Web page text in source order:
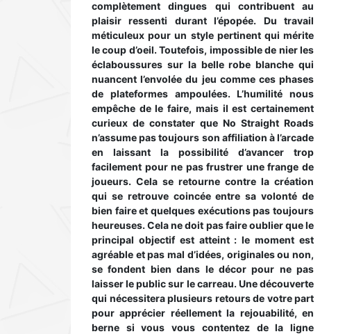
complètement dingues qui contribuent au
plaisir ressenti durant l’épopée. Du travail
méticuleux pour un style pertinent qui mérite
le coup d’oeil. Toutefois, impossible de nier les
éclaboussures sur la belle robe blanche qui
nuancent l’envolée du jeu comme ces phases
de plateformes ampoulées. L’humilité nous
empêche de le faire, mais il est certainement
curieux de constater que No Straight Roads
n’assume pas toujours son affiliation à l’arcade
en laissant la possibilité d’avancer trop
facilement pour ne pas frustrer une frange de
joueurs. Cela se retourne contre la création
qui se retrouve coincée entre sa volonté de
bien faire et quelques exécutions pas toujours
heureuses. Cela ne doit pas faire oublier que le
principal objectif est atteint : le moment est
agréable et pas mal d’idées, originales ou non,
se fondent bien dans le décor pour ne pas
laisser le public sur le carreau. Une découverte
qui nécessitera plusieurs retours de votre part
pour apprécier réellement la rejouabilité, en
berne si vous vous contentez de la ligne